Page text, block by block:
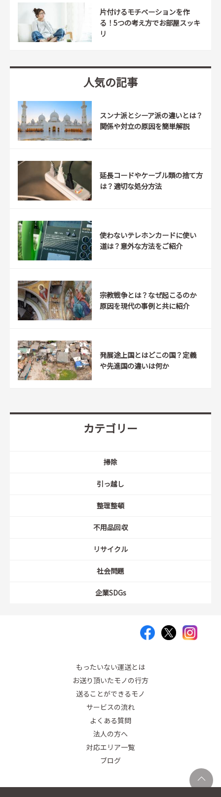
片付けるモチベーションを作
る！5つの考え方でお部屋スッキ
リ
人気の記事
スンナ派とシーア派の違いとは？
関係や対立の原因を簡単解説
延長コードやケーブル類の捨て方
は？適切な処分方法
使わないテレホンカードに使い
道は？意外な方法をご紹介
宗教戦争とは？なぜ起こるのか
原因を現代の事例と共に紹介
発展途上国とはどこの国？定義
や先進国の違いは何か
カテゴリー
掃除
引っ越し
整理整頓
不用品回収
リサイクル
社会問題
企業SDGs
もったいない運送とは
お送り頂いたモノの行方
送ることができるモノ
サービスの流れ
よくある質問
法人の方へ
対応エリア一覧
ブログ